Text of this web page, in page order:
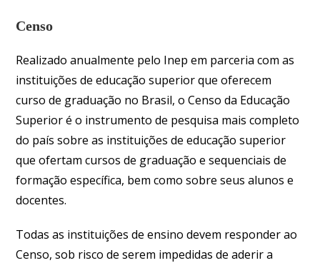
Censo
Realizado anualmente pelo Inep em parceria com as
instituições de educação superior que oferecem
curso de graduação no Brasil, o Censo da Educação
Superior é o instrumento de pesquisa mais completo
do país sobre as instituições de educação superior
que ofertam cursos de graduação e sequenciais de
formação específica, bem como sobre seus alunos e
docentes.
Todas as instituições de ensino devem responder ao
Censo, sob risco de serem impedidas de aderir a